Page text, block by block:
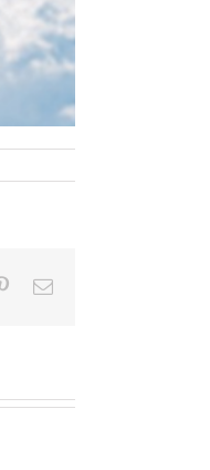
PinterestEmail